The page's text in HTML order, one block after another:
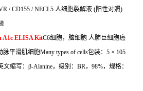
/ CD155 / NECL5 人细胞裂解液 (阳性对照)
A1c ELISA KitC6细胞，脑细胞 人肺巨细胞癌
脉平滑肌细胞Many types of cells包装： 5 × 105
文缩写：β-Alanine，级别： BR， 98%，规格：